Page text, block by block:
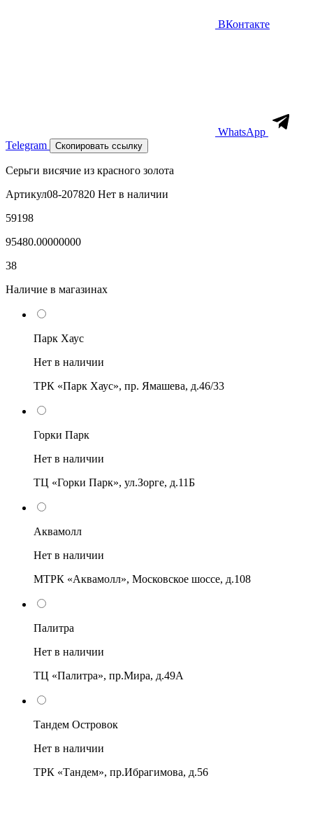
ВКонтакте
WhatsApp
Telegram
Скопировать ссылку
Серьги висячие из красного золота
Артикул08-207820 Нет в наличии
59198
95480.00000000
38
Наличие в магазинах
Парк Хаус
Нет в наличии
ТРК «Парк Хаус», пр. Ямашева, д.46/33
Горки Парк
Нет в наличии
ТЦ «Горки Парк», ул.Зорге, д.11Б
Аквамолл
Нет в наличии
МТРК «Аквамолл», Московское шоссе, д.108
Палитра
Нет в наличии
ТЦ «Палитра», пр.Мира, д.49А
Тандем Островок
Нет в наличии
ТРК «Тандем», пр.Ибрагимова, д.56